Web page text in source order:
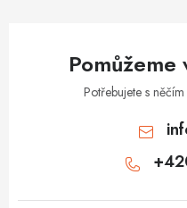
Pomůžeme
Potřebujete s